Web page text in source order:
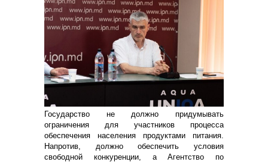
Государство не должно придумывать
ограничения для участников процесса
обеспечения населения продуктами питания.
Напротив, должно обеспечить условия
свободной конкуренции, а Агентство по